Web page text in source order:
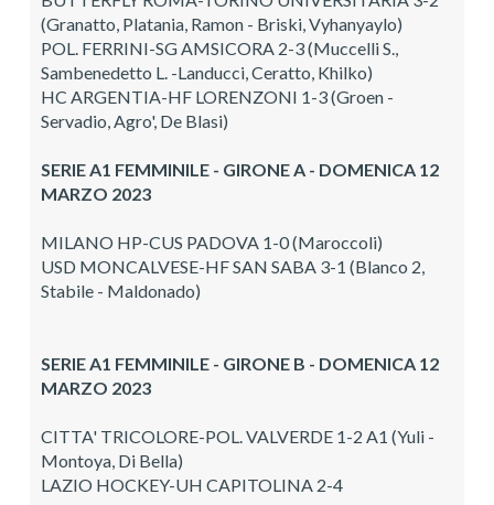
(Granatto, Platania, Ramon - Briski, Vyhanyaylo)
POL. FERRINI-SG AMSICORA 2-3 (Muccelli S.,
Sambenedetto L. -Landucci, Ceratto, Khilko)
HC ARGENTIA-HF LORENZONI 1-3 (Groen -
Servadio, Agro', De Blasi)
SERIE A1 FEMMINILE - GIRONE A - DOMENICA 12
MARZO 2023
MILANO HP-CUS PADOVA 1-0 (Maroccoli)
USD MONCALVESE-HF SAN SABA 3-1 (Blanco 2,
Stabile - Maldonado)
SERIE A1 FEMMINILE - GIRONE B - DOMENICA 12
MARZO 2023
CITTA' TRICOLORE-POL. VALVERDE 1-2 A1 (Yuli -
Montoya, Di Bella)
LAZIO HOCKEY-UH CAPITOLINA 2-4